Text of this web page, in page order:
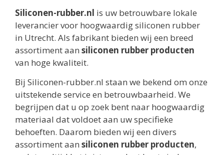
Siliconen-rubber.nl is uw betrouwbare lokale
leverancier voor hoogwaardig siliconen rubber
in Utrecht. Als fabrikant bieden wij een breed
assortiment aan siliconen rubber producten
van hoge kwaliteit.
Bij Siliconen-rubber.nl staan we bekend om onze
uitstekende service en betrouwbaarheid. We
begrijpen dat u op zoek bent naar hoogwaardig
materiaal dat voldoet aan uw specifieke
behoeften. Daarom bieden wij een divers
assortiment aan siliconen rubber producten,